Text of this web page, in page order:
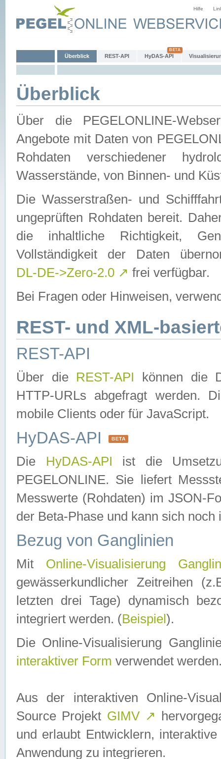
Hilfe
Überblick REST-API HyDAS-API
Überblick
Über die PEGELONLINE-
Angebote mit Daten von
Rohdaten verschiedener
Wasserstände, von Binnen- und
Die Wasserstraßen- und
ungeprüften Rohdaten bereit.
die inhaltliche Richtigkeit,
Vollständigkeit der Daten
DL-DE->Zero-2.0 ↗ frei verfügbar.
Bei Fragen oder Hinweisen,
REST- und XML-
REST-API
Über die REST-API können die
HTTP-URLs abgefragt werden.
mobile Clients oder für JavaScript.
HyDAS-API BETA
Die HyDAS-API ist die
PEGELONLINE. Sie liefert
Messwerte (Rohdaten) im JSON-
der Beta-Phase und kann sich noch
Bezug von Ganglinien
Mit Online-Visualisierung
gewässerkundlicher Zeitreihen
letzten drei Tage) dynamisch
integriert werden. (Beispiel ).
Die Online-Visualisierung
interaktiver Form verwendet
Aus der interaktiven Online-
Source Projekt GIMV ↗
und erlaubt Entwicklern,
Anwendung zu integrieren.